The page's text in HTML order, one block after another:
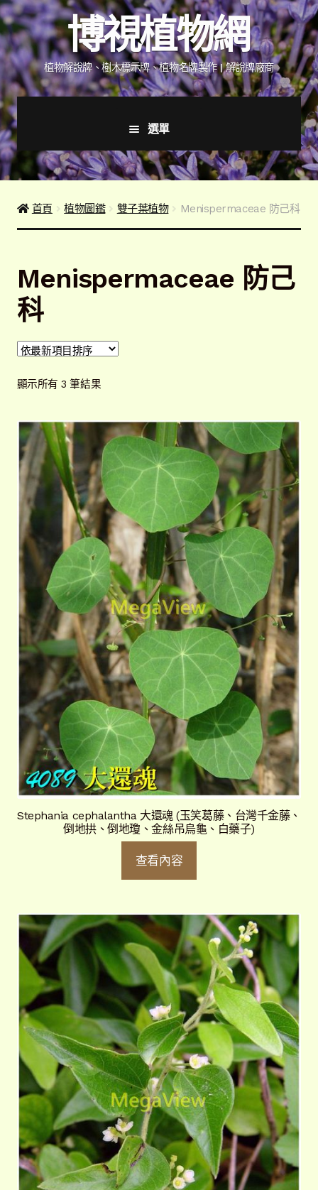
跳
至
導
覽
列
跳
至
主
要
內
容
博視植物網
植物解說牌、樹木標示牌、植物名牌製作 | 解說牌廠商
選單
首頁
產品價格表
下載詢價單
植物圖鑑/標示牌/附件型錄
解說牌規格
單
聯絡我們
常見問題
展
開
子
選
單
客戶實績
展
開
子
選
單
首頁 植物圖鑑 雙子葉植物 Menispermaceae 防己科
Menispermaceae 防己
科
顯示所有 3 筆結果依
項
目
排
序
Stephania cephalantha 大還魂 (玉笑葛藤、台灣千金藤、
倒地拱、倒地瓊、金絲吊烏龜、白藥子)
查看內容